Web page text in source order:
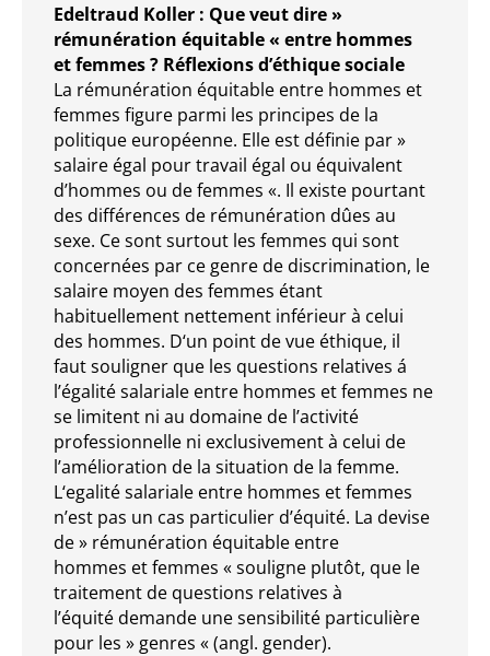
Edeltraud Koller : Que veut dire »
rémunération équitable « entre hommes
et femmes ? Réflexions d’éthique sociale
La rémunération équitable entre hommes et
femmes figure parmi les principes de la
politique européenne. Elle est définie par »
salaire égal pour travail égal ou équivalent
d’hommes ou de femmes «. Il existe pourtant
des différences de rémunération dûes au
sexe. Ce sont surtout les femmes qui sont
concernées par ce genre de discrimination, le
salaire moyen des femmes étant
habituellement nettement inférieur à celui
des hommes. D‘un point de vue éthique, il
faut souligner que les questions relatives á
l’égalité salariale entre hommes et femmes ne
se limitent ni au domaine de l’activité
professionnelle ni exclusivement à celui de
l’amélioration de la situation de la femme.
L‘egalité salariale entre hommes et femmes
n’est pas un cas particulier d’équité. La devise
de » rémunération équitable entre
hommes et femmes « souligne plutôt, que le
traitement de questions relatives à
l’équité demande une sensibilité particulière
pour les » genres « (angl. gender).